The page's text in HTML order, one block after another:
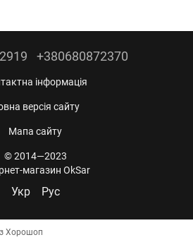
+380680872370
інформація
версія сайту
Мапа сайту
© 2014—2023
магазин OkSar
Укр Рус
з Хорошоп